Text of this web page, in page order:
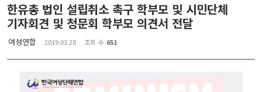
한유총 법인 설립취소 촉구 학부모 및 시민단체
기자회견 및 청문회 학부모 의견서 전달
여성연합 2019.03.28 조회 수 651